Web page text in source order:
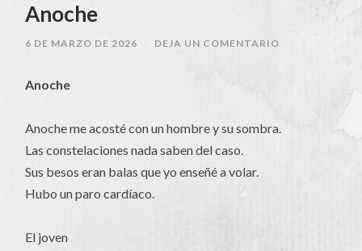
Anoche
6 DE MARZO DE 2026 DEJA UN COMENTARIO
Anoche
Anoche me acosté con un hombre y su sombra.
Las constelaciones nada saben del caso.
Sus besos eran balas que yo enseñé a volar.
Hubo un paro cardíaco.
El joven